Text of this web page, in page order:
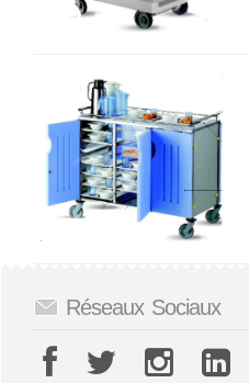
Réseaux Sociaux